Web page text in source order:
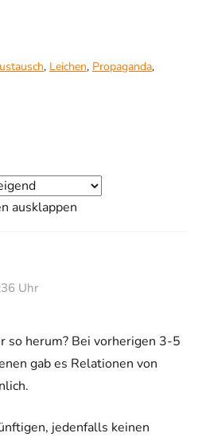
, Leichen, Propaganda,
ausklappen
Uhr
so herum? Bei vorherigen 3-5
gab es Relationen von
jedenfalls keinen